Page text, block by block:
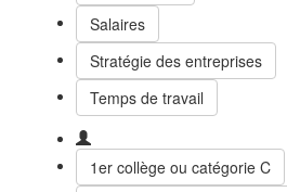
Salaires
Stratégie des entreprises
Temps de travail
1er collège ou catégorie C